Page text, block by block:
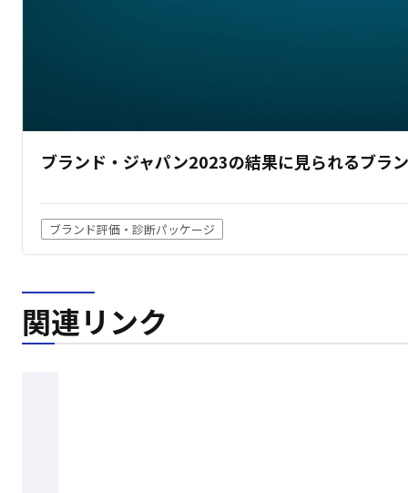
ブランド・ジャパン2023の結果に見られるブラ
ブランド評価・診断パッケージ
関連リンク